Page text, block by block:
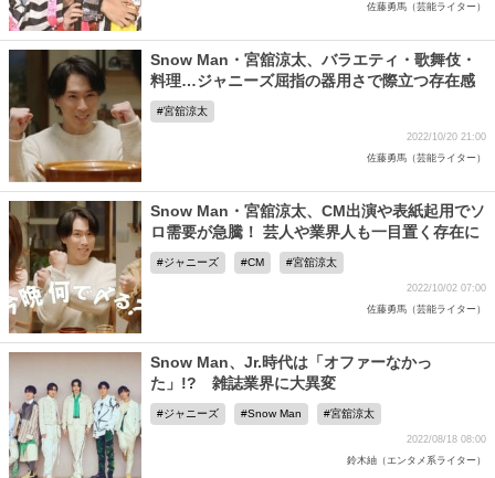
佐藤勇馬（芸能ライター）
Snow Man・宮舘涼太、バラエティ・歌舞伎・
料理…ジャニーズ屈指の器用さで際立つ存在感
宮舘涼太
2022/10/20 21:00
佐藤勇馬（芸能ライター）
Snow Man・宮舘涼太、CM出演や表紙起用でソ
ロ需要が急騰！ 芸人や業界人も一目置く存在に
ジャニーズ CM 宮舘涼太
2022/10/02 07:00
佐藤勇馬（芸能ライター）
Snow Man、Jr.時代は「オファーなかっ
た」!? 雑誌業界に大異変
ジャニーズ Snow Man 宮舘涼太
2022/08/18 08:00
鈴木紬（エンタメ系ライター）